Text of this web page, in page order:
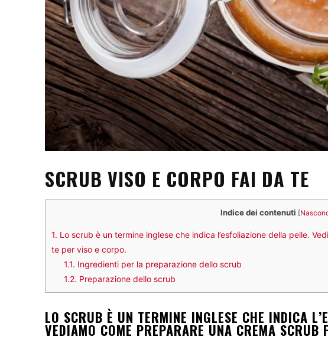
SCRUB VISO E CORPO FAI DA TE
Indice dei contenuti [
1. Lo scrub è un termine inglese che indica l’esfoliazione della pelle.
te per viso e corpo.
1.1. Ingredienti per la preparazione dello scrub
1.2. Preparazione dello scrub
LO SCRUB È UN TERMINE INGLESE CHE INDICA
VEDIAMO COME PREPARARE UNA CREMA